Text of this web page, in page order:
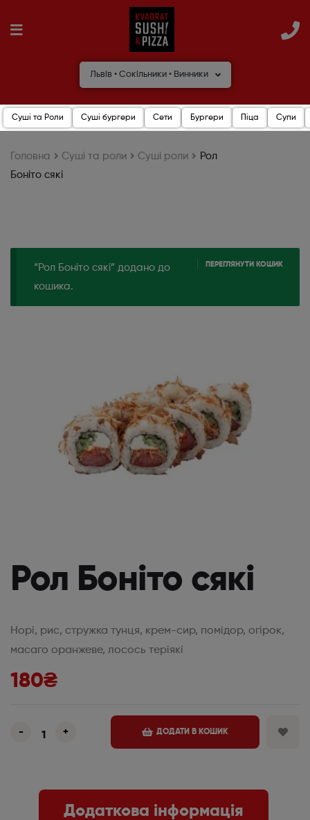
Львів • Сокільники • Винники
Суші та Роли Суші бургери Сети Бургери Піца Супи
Головна Cуші та роли Суші роли
Рол
Боніто сякі
ПЕРЕГЛЯНУТИ КОШИК
“Рол Боніто сякі” додано до
кошика.
Рол Боніто сякі
Норі, рис, стружка тунця, крем-сир, помідор, огірок,
масаго оранжеве, лосось теріякі
180₴
- + ДОДАТИ В КОШИК
Додаткова інформація